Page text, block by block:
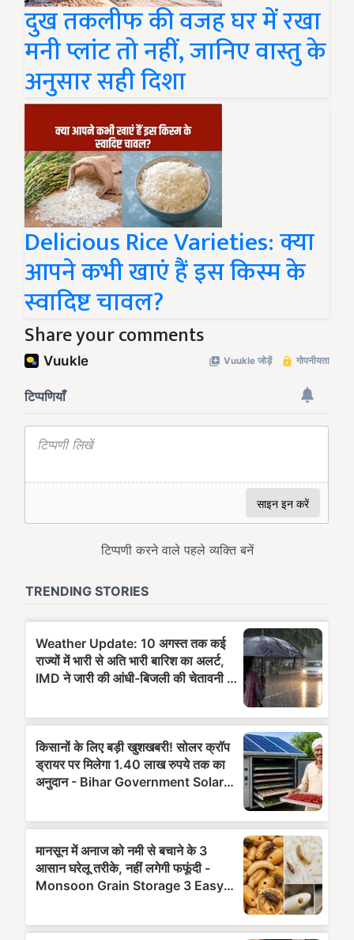
दुख तकलीफ की वजह घर में रखा
मनी प्लांट तो नहीं, जानिए वास्तु के
अनुसार सही दिशा
Delicious Rice Varieties: क्या
आपने कभी खाएं हैं इस किस्म के
स्वादिष्ट चावल?
Share your comments